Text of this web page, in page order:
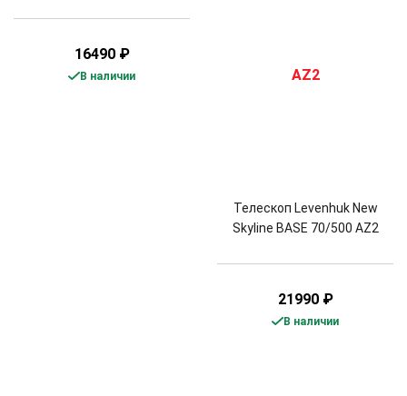
16490 ₽
В наличии
Телескоп Levenhuk New
Skyline BASE 70/500 AZ2
21990 ₽
В наличии